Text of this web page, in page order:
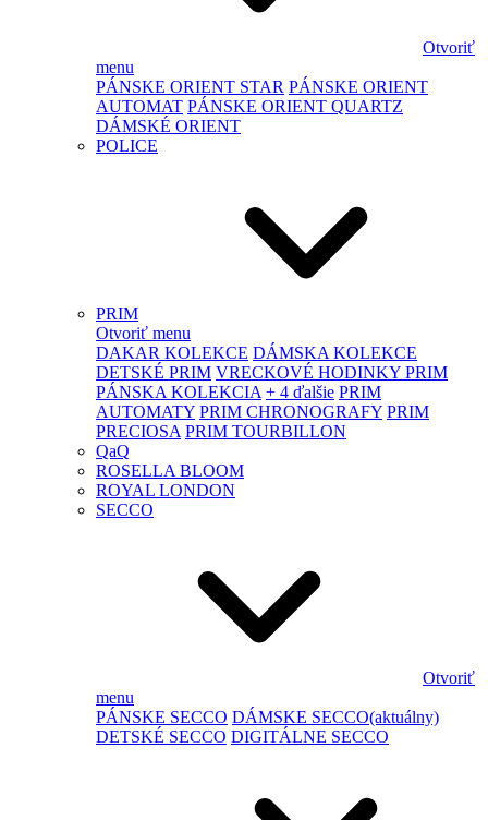
Otvoriť
menu
PÁNSKE ORIENT STAR PÁNSKE ORIENT
AUTOMAT PÁNSKE ORIENT QUARTZ
DÁMSKÉ ORIENT
POLICE
PRIM
Otvoriť menu
DAKAR KOLEKCE DÁMSKA KOLEKCE
DETSKÉ PRIM VRECKOVÉ HODINKY PRIM
PÁNSKA KOLEKCIA + 4 ďalšie PRIM
AUTOMATY PRIM CHRONOGRAFY PRIM
PRECIOSA PRIM TOURBILLON
QaQ
ROSELLA BLOOM
ROYAL LONDON
SECCO
Otvoriť
menu
PÁNSKE SECCO DÁMSKE SECCO(aktuálny)
DETSKÉ SECCO DIGITÁLNE SECCO